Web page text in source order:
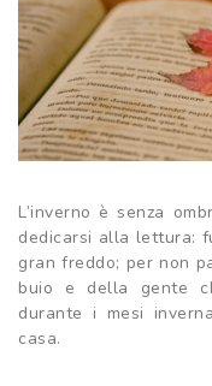
L’inverno è senza
dedicarsi alla lettura:
gran freddo; per non
buio e della gente
durante i mesi
casa.